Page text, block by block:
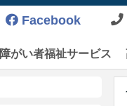
Facebook
障がい者福祉サービス
Side